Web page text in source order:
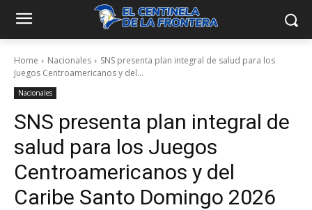
Home Nacionales
SNS presenta plan integral de salud para los
Juegos Centroamericanos y del...
Nacionales
SNS presenta plan integral de
salud para los Juegos
Centroamericanos y del
Caribe Santo Domingo 2026